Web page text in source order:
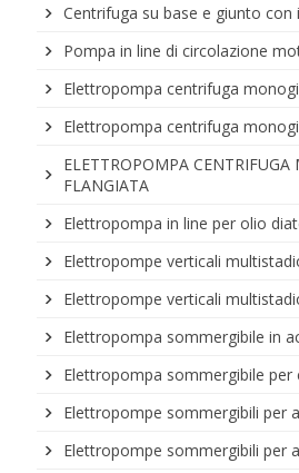
Centrifuga su base e giunto con
Pompa in line di circolazione
Elettropompa centrifuga
Elettropompa centrifuga
ELETTROPOMPA
FLANGIATA
Elettropompa in line per olio
Elettropompe verticali
Elettropompe verticali
Elettropompa sommergibile in
Elettropompa sommergibile per
Elettropompe sommergibili per
Elettropompe sommergibili per